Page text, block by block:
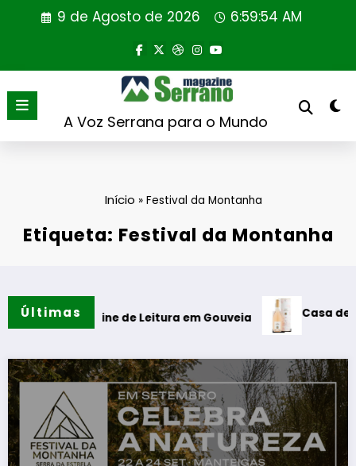
9 de Agosto de 2026 6:59:55 AM
A Voz Serrana para o Mundo
Início » Festival da Montanha
Etiqueta: Festival da Montanha
Últimas
Cabine de Leitura em Gouveia Casa de Santar